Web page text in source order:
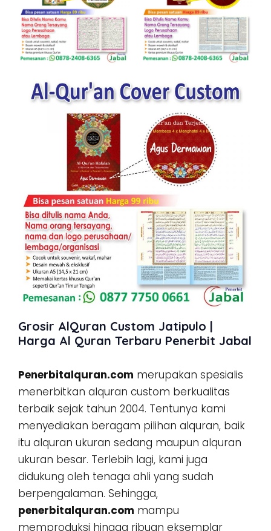
Grosir AlQuran Custom Jatipulo |
Harga Al Quran Terbaru Penerbit Jabal
Penerbitalquran.com merupakan spesialis
menerbitkan alquran custom berkualitas
terbaik sejak tahun 2004. Tentunya kami
menyediakan beragam pilihan alquran, baik
itu alquran ukuran sedang maupun alquran
ukuran besar. Terlebih lagi, kami juga
didukung oleh tenaga ahli yang sudah
berpengalaman. Sehingga,
penerbitalquran.com mampu
memproduksi hingga ribuan eksemplar